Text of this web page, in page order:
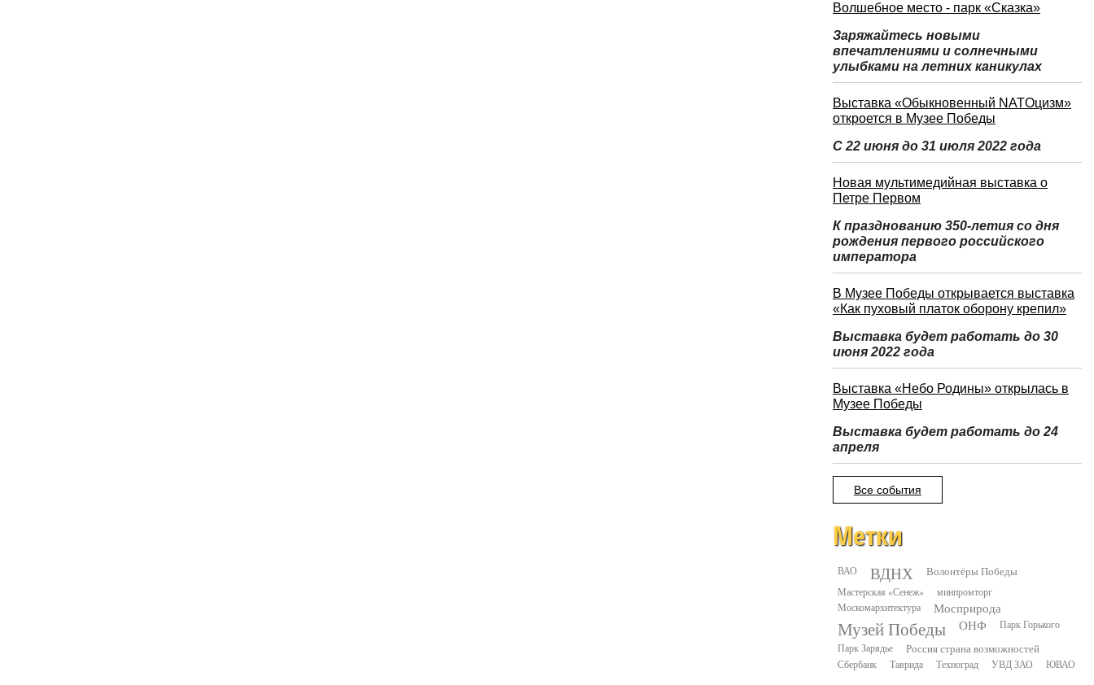
Волшебное место - парк «Сказка»
Заряжайтесь новыми
впечатлениями и солнечными
улыбками на летних каникулах
Выставка «Обыкновенный NATOцизм»
откроется в Музее Победы
С 22 июня до 31 июля 2022 года
Новая мультимедийная выставка о
Петре Первом
К празднованию 350-летия со дня
рождения первого российского
императора
В Музее Победы открывается выставка
«Как пуховый платок оборону крепил»
Выставка будет работать до 30
июня 2022 года
Выставка «Небо Родины» открылась в
Музее Победы
Выставка будет работать до 24
апреля
Все события
Метки
ВАО ВДНХ Волонтёры Победы
Мастерская «Сенеж»
минпромторг
Москомархитектура
Мосприрода
Музей Победы ОНФ
Парк Горького
Парк Зарядье
Россия страна возможностей
Сбербанк Таврида Техноград УВД ЗАО ЮВАО